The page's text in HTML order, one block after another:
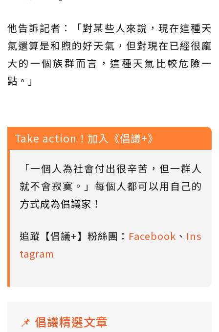
他告訴記者：「對某些人來說，現在這種天
氣還算是和煦的好天氣，但對現在已經很龐
大的一個族群而言，這種天氣比較危險一
點。」
Take action！加入《倡議+》
「一個人為社會付出很辛苦，但一群人
就不會寂寞。」每個人都可以用自己的
方式成為倡議家！
追蹤【倡議+】粉絲團： Facebook 、 Ins
tagram
📌 倡議精選文章